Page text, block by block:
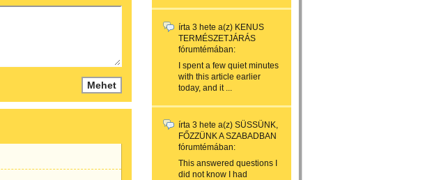
írta 3 hete a(z) KENUS
TERMÉSZETJÁRÁS
fórumtémában:
I spent a few quiet minutes
with this article earlier
today, and it ...
írta 3 hete a(z) SÜSSÜNK,
FŐZZÜNK A SZABADBAN
fórumtémában:
This answered questions I
did not know I had